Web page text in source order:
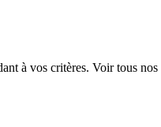
à vos critères. Voir tous nos